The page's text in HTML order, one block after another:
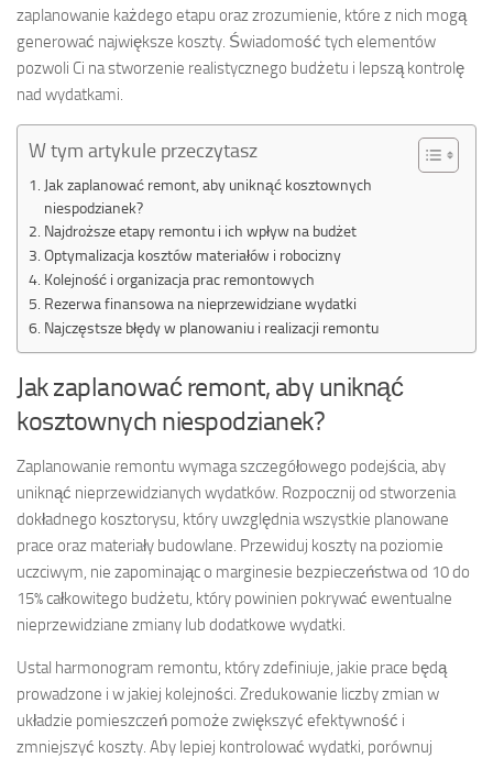
zaplanowanie każdego etapu oraz zrozumienie, które z nich mogą
generować największe koszty. Świadomość tych elementów
pozwoli Ci na stworzenie realistycznego budżetu i lepszą kontrolę
nad wydatkami.
W tym artykule przeczytasz
Jak zaplanować remont, aby uniknąć kosztownych
niespodzianek?
Najdroższe etapy remontu i ich wpływ na budżet
Optymalizacja kosztów materiałów i robocizny
Kolejność i organizacja prac remontowych
Rezerwa finansowa na nieprzewidziane wydatki
Najczęstsze błędy w planowaniu i realizacji remontu
Jak zaplanować remont, aby uniknąć
kosztownych niespodzianek?
Zaplanowanie remontu wymaga szczegółowego podejścia, aby
uniknąć nieprzewidzianych wydatków. Rozpocznij od stworzenia
dokładnego kosztorysu, który uwzględnia wszystkie planowane
prace oraz materiały budowlane. Przewiduj koszty na poziomie
uczciwym, nie zapominając o marginesie bezpieczeństwa od 10 do
15% całkowitego budżetu, który powinien pokrywać ewentualne
nieprzewidziane zmiany lub dodatkowe wydatki.
Ustal harmonogram remontu, który zdefiniuje, jakie prace będą
prowadzone i w jakiej kolejności. Zredukowanie liczby zmian w
układzie pomieszczeń pomoże zwiększyć efektywność i
zmniejszyć koszty. Aby lepiej kontrolować wydatki, porównuj